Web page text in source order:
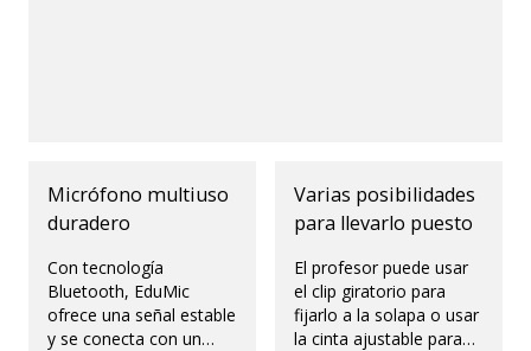
Micrófono multiuso
duradero
Con tecnología
Bluetooth, EduMic
ofrece una señal estable
y se conecta con un
Varias posibilidades
para llevarlo puesto
El profesor puede usar
el clip giratorio para
fijarlo a la solapa o usar
la cinta ajustable para